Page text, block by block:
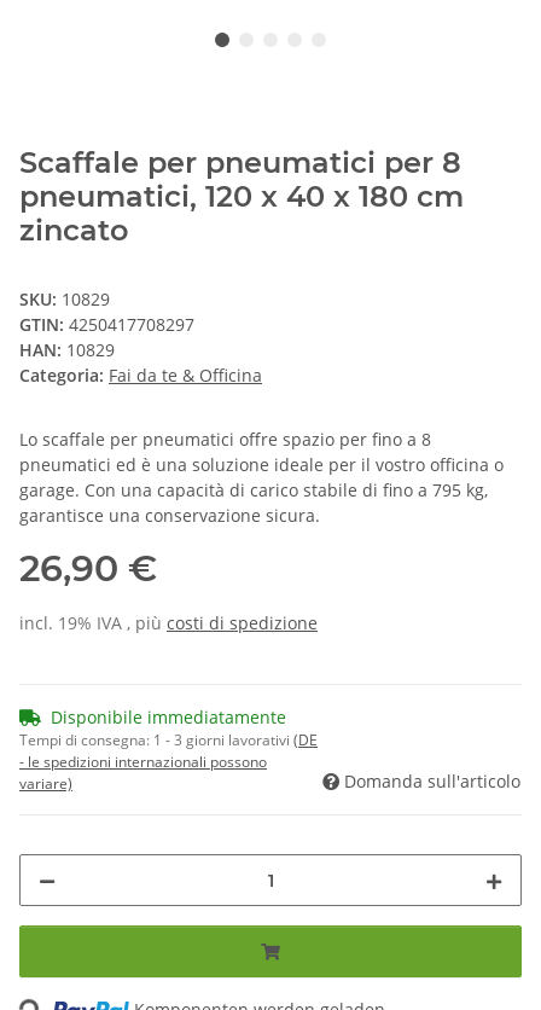
Scaffale per pneumatici per 8
pneumatici, 120 x 40 x 180 cm
zincato
SKU: 10829
GTIN: 4250417708297
HAN: 10829
Categoria: Fai da te & Officina
Lo scaffale per pneumatici offre spazio per fino a 8
pneumatici ed è una soluzione ideale per il vostro officina o
garage. Con una capacità di carico stabile di fino a 795 kg,
garantisce una conservazione sicura.
26,90 €
incl. 19% IVA , più costi di spedizione
Disponibile immediatamente
Tempi di consegna: 1 - 3 giorni lavorativi (DE
- le spedizioni internazionali possono
variare)
Domanda sull'articolo
Loading...